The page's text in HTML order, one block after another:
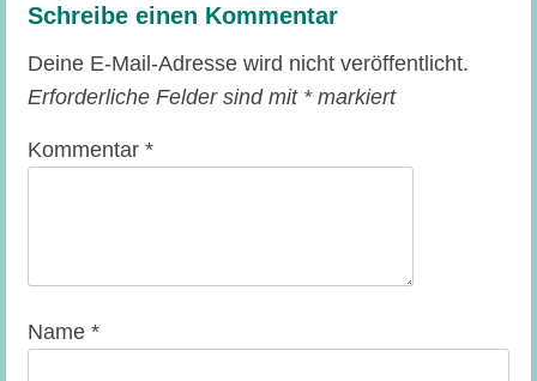
Schreibe einen Kommentar
Deine E-Mail-Adresse wird nicht veröffentlicht.
Erforderliche Felder sind mit *markiert
Kommentar *
Name *